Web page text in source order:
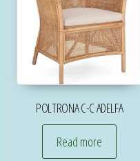
POLTRONA C-C ADELFA
Read more